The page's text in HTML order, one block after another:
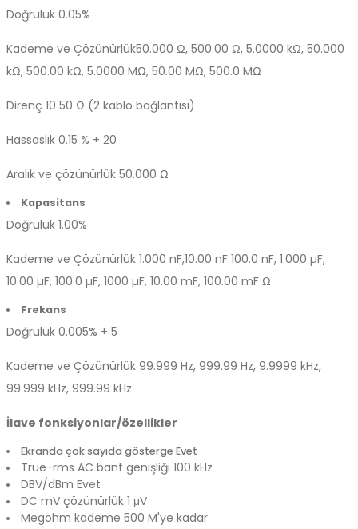
Doğruluk 0.05%
Kademe ve Çözünürlük50.000 Ω, 500.00 Ω, 5.0000 kΩ, 50.000
kΩ, 500.00 kΩ, 5.0000 MΩ, 50.00 MΩ, 500.0 MΩ
Direnç 10 50 Ω (2 kablo bağlantısı)
Hassaslık 0.15 % + 20
Aralık ve çözünürlük 50.000 Ω
Kapasitans
Doğruluk 1.00%
Kademe ve Çözünürlük 1.000 nF,10.00 nF 100.0 nF, 1.000 µF,
10.00 µF, 100.0 µF, 1000 µF, 10.00 mF, 100.00 mF Ω
Frekans
Doğruluk 0.005% + 5
Kademe ve Çözünürlük 99.999 Hz, 999.99 Hz, 9.9999 kHz,
99.999 kHz, 999.99 kHz
İlave fonksiyonlar/özellikler
Ekranda çok sayıda gösterge Evet
True-rms AC bant genişliği 100 kHz
DBV/dBm Evet
DC mV çözünürlük1 μV
Megohm kademe 500 M'ye kadar